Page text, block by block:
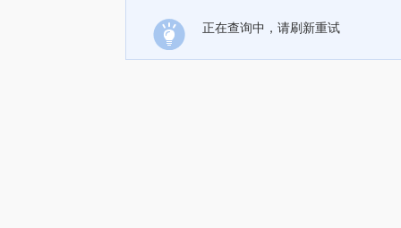
正在查询中，请刷新重试